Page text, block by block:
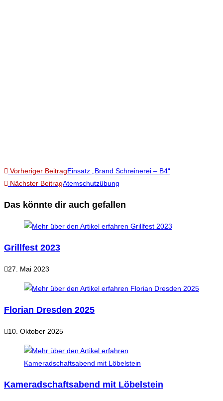
Vorheriger BeitragEinsatz „Brand Schreinerei – B4“
Nächster BeitragAtemschutzübung
Das könnte dir auch gefallen
Grillfest 2023
27. Mai 2023
Florian Dresden 2025
10. Oktober 2025
Kameradschaftsabend mit Löbelstein